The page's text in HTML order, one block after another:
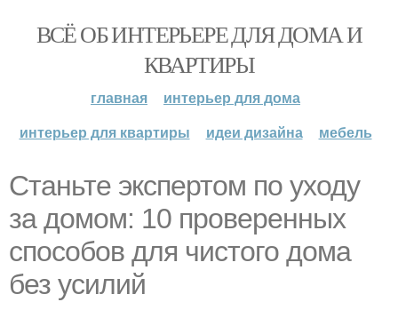
ВСЁ ОБ ИНТЕРЬЕРЕ ДЛЯ ДОМА И
КВАРТИРЫ
главная
интерьер для дома
интерьер для квартиры
идеи дизайна мебель
Станьте экспертом по уходу
за домом: 10 проверенных
способов для чистого дома
без усилий